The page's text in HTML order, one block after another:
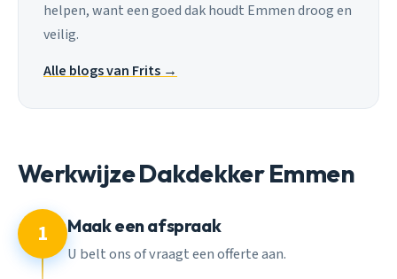
helpen, want een goed dak houdt Emmen droog en
veilig.
Alle blogs van Frits →
Werkwijze Dakdekker Emmen
1 Maak een afspraak
U belt ons of vraagt een offerte aan.